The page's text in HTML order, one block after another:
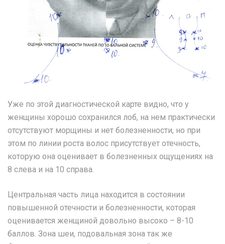
Уже по этой диагностической карте видно, что у
женщины хорошо сохранился лоб, на нем практически
отсутствуют морщины и нет болезненности, но при
этом по линии роста волос присутствует отечность,
которую она оценивает в болезненных ощущениях на
8 слева и на 10 справа.
Центральная часть лица находится в состоянии
повышенной отечности и болезненности, которая
оценивается женщиной довольно высоко – 8-10
баллов. Зона шеи, подовальная зона так же